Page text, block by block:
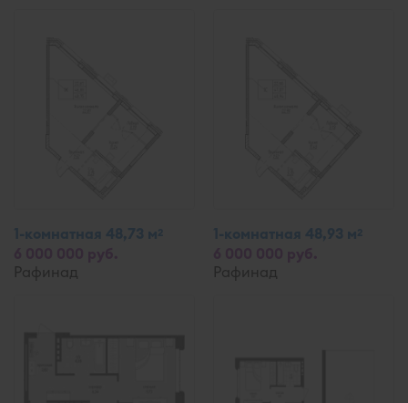
1-комнатная 48,73 м2
Рафинад
1-комнатная 48,93 м2
Рафинад